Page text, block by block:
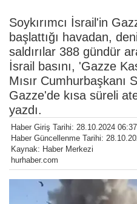
Soykırımcı İsrail'in
başlattığı havadan,
saldırılar 388 gündür
İsrail basını, 'Gazze
Mısır Cumhurbaşkanı
Gazze'de kısa süreli
yazdı.
Haber Giriş Tarihi: 28.10.2024 06:37
Haber Güncellenme Tarihi:
Kaynak: Haber Merkezi
hurhaber.com